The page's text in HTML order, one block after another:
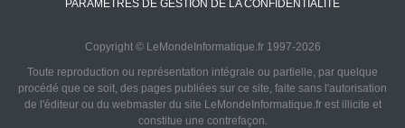
PARAMÈTRES DE GESTION DE LA CONFIDENTIALITÉ
Copyright © LeMondeInformatique.fr 1997-2026
Toute reproduction ou représentation intégrale ou partielle, par quelque
procédé que ce soit, des pages publiées sur ce site, faite sans l'autorisation
de l'éditeur ou du webmaster du site LeMondeInformatique.fr est illicite et
constitue une contrefaçon.